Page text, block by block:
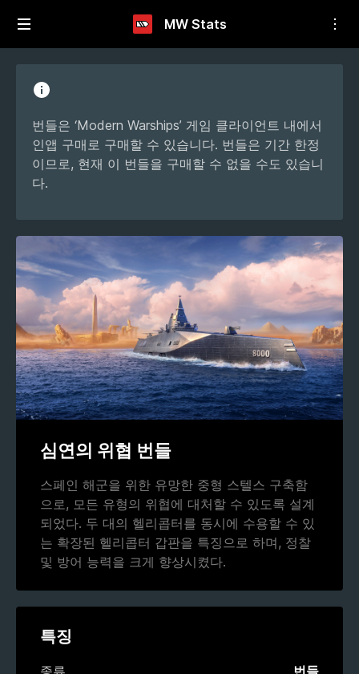
MW Stats
번들은 ‘Modern Warships’ 게임 클라이언트 내에서
인앱 구매로 구매할 수 있습니다. 번들은 기간 한정
이므로, 현재 이 번들을 구매할 수 없을 수도 있습니
다.
심연의 위협 번들
스페인 해군을 위한 유망한 중형 스텔스 구축함
으로, 모든 유형의 위협에 대처할 수 있도록 설계
되었다. 두 대의 헬리콥터를 동시에 수용할 수 있
는 확장된 헬리콥터 갑판을 특징으로 하며, 정찰
및 방어 능력을 크게 향상시켰다.
특징